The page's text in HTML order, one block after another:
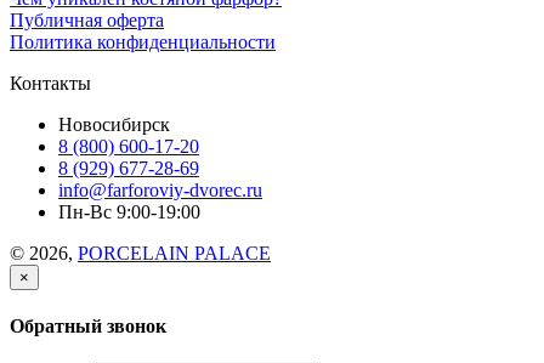
Публичная оферта
Политика конфиденциальности
Контакты
Новосибирск
8 (800) 600-17-20
8 (929) 677-28-69
info@farforoviy-dvorec.ru
Пн-Вс 9:00-19:00
© 2026, PORCELAIN PALACE
×
Обратный звонок